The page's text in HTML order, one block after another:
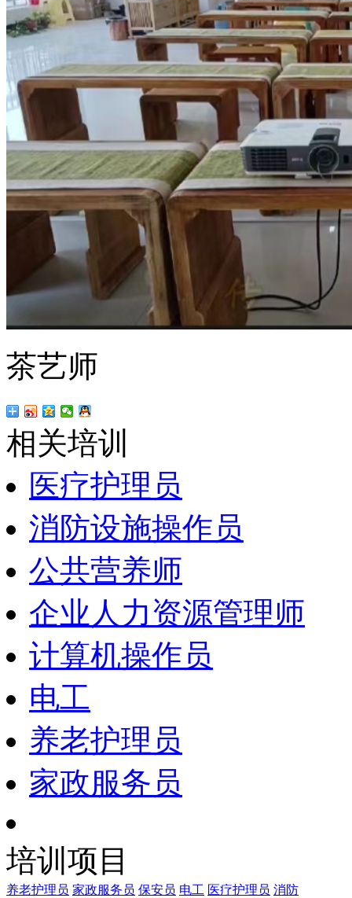
茶艺师
相关培训
医疗护理员
消防设施操作员
公共营养师
企业人力资源管理师
计算机操作员
电工
养老护理员
家政服务员
培训项目
养老护理员 家政服务员 保安员 电工 医疗护理员 消防